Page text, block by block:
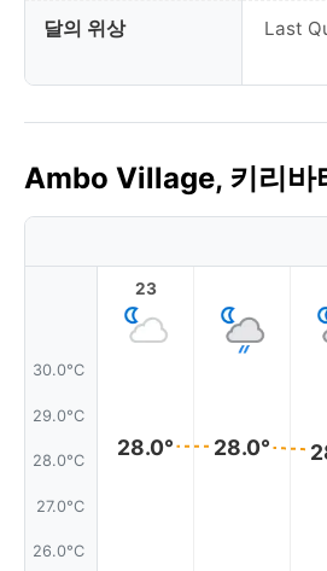
달의 위상 Last
Ambo Village, 키리바
30.0°C
29.0°C
28.0°C
27.0°C
26.0°C
23
28.0° 28.0°